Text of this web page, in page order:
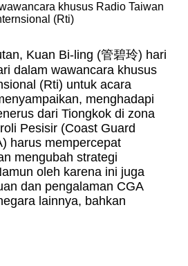
khusus Radio Taiwan
(Rti)
Kuan Bi-ling (管碧玲) hari
dalam wawancara khusus
(Rti) untuk acara
menghadapi
dari Tiongkok di zona
Pesisir (Coast Guard
harus mempercepat
mengubah strategi
oleh karena ini juga
dan pengalaman CGA
lainnya, bahkan